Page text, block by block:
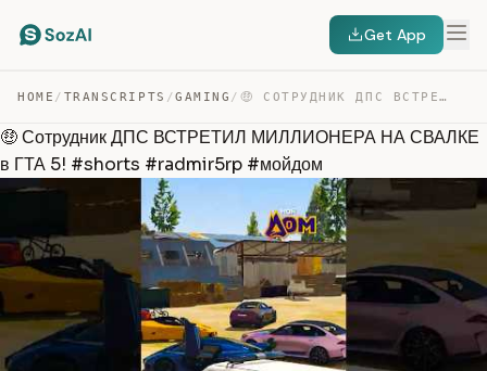
Get App
HOME / TRANSCRIPTS /GAMING / 🤑 СОТРУДНИК ДПС ВСТРЕТИЛ МИЛЛИОНЕРА НА СВАЛКЕ В ГТА 5! … — TRANSCRIPT
🤑 Сотрудник ДПС ВСТРЕТИЛ МИЛЛИОНЕРА НА СВАЛКЕ
в ГТА 5! #shorts #radmir5rp #мойдом